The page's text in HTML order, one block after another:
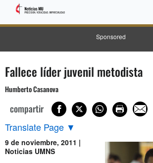
Sponsored
Fallece líder juvenil metodista
Humberto Casanova
compartir
Translate Page ▼
9 de noviembre, 2011 |
Noticias UMNS